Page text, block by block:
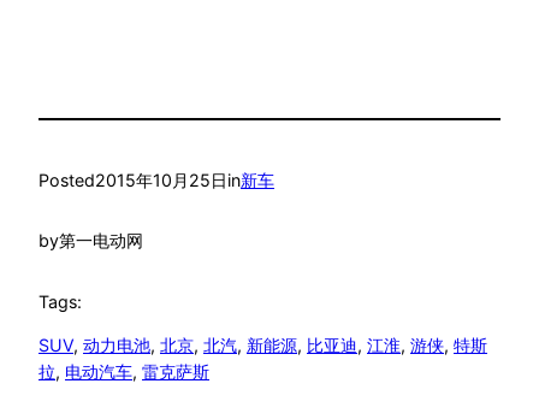
Posted2015年10月25日in新车
by第一电动网
Tags:
SUV, 动力电池, 北京, 北汽, 新能源, 比亚迪, 江淮, 游侠, 特斯
拉, 电动汽车, 雷克萨斯